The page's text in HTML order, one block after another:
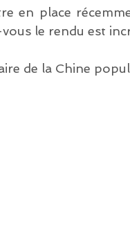
en place
le rendu est
de la Chine